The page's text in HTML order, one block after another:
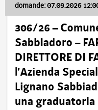
domande: 07.09.2026
306/26 –
Sabbiadoro –
DIRETTORE DI
l’Azienda
Lignano
una graduatoria